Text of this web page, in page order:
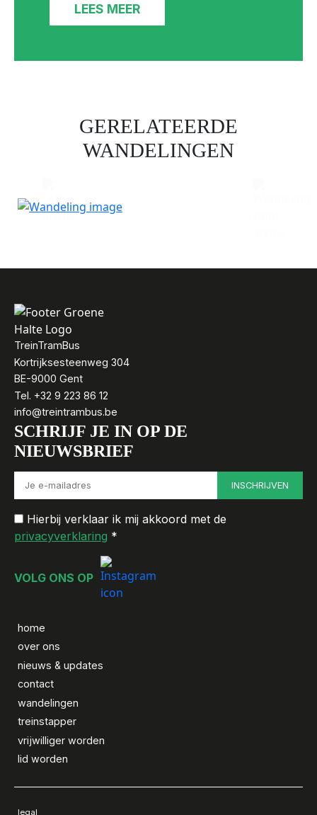
LEES MEER
GERELATEERDE
WANDELINGEN
TreinTramBus
Kortrijksesteenweg 304
BE-9000 Gent
Tel. +32 9 223 86 12
info@treintrambus.be
SCHRIJF JE IN OP DE
NIEUWSBRIEF
Hierbij verklaar ik mij akkoord met de
privacyverklaring *
VOLG ONS OP
home
over ons
nieuws & updates
contact
wandelingen
treinstapper
vrijwilliger worden
lid worden
legal